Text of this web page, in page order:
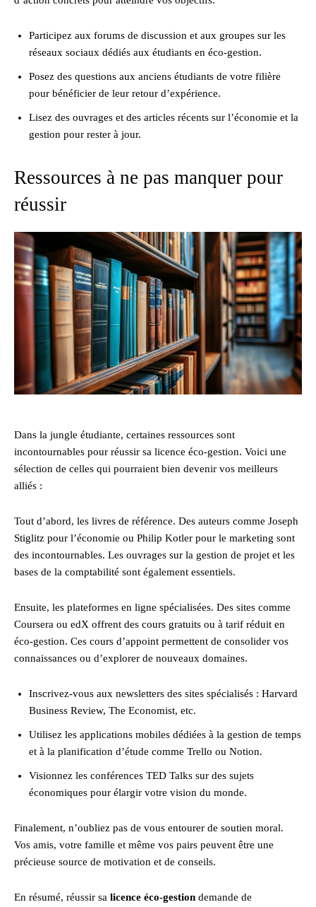
Participez aux forums de discussion et aux groupes sur les
réseaux sociaux dédiés aux étudiants en éco-gestion.
Posez des questions aux anciens étudiants de votre filière
pour bénéficier de leur retour d’expérience.
Lisez des ouvrages et des articles récents sur l’économie et la
gestion pour rester à jour.
Ressources à ne pas manquer pour
réussir
Dans la jungle étudiante, certaines ressources sont
incontournables pour réussir sa licence éco-gestion. Voici une
sélection de celles qui pourraient bien devenir vos meilleurs
alliés :
Tout d’abord, les livres de référence. Des auteurs comme Joseph
Stiglitz pour l’économie ou Philip Kotler pour le marketing sont
des incontournables. Les ouvrages sur la gestion de projet et les
bases de la comptabilité sont également essentiels.
Ensuite, les plateformes en ligne spécialisées. Des sites comme
Coursera ou edX offrent des cours gratuits ou à tarif réduit en
éco-gestion. Ces cours d’appoint permettent de consolider vos
connaissances ou d’explorer de nouveaux domaines.
Inscrivez-vous aux newsletters des sites spécialisés : Harvard
Business Review, The Economist, etc.
Utilisez les applications mobiles dédiées à la gestion de temps
et à la planification d’étude comme Trello ou Notion.
Visionnez les conférences TED Talks sur des sujets
économiques pour élargir votre vision du monde.
Finalement, n’oubliez pas de vous entourer de soutien moral.
Vos amis, votre famille et même vos pairs peuvent être une
précieuse source de motivation et de conseils.
En résumé, réussir sa licence éco-gestion demande de